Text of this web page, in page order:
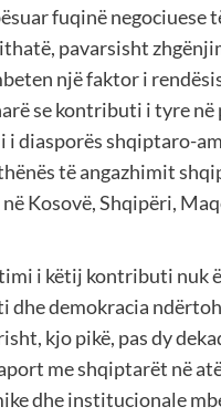
fuqinë negociuese
pavarsisht
një faktor i
se kontributi i tyre në
diasporës shqiptaro-
të angazhimit
Kosovë, Shqipëri,
i këtij kontributi nuk
dhe demokracia
kjo pikë, pas dy
me shqiptarët në
dhe institucionale